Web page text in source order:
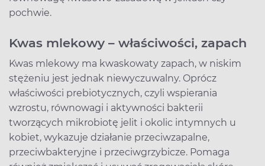
pochwie.
Kwas mlekowy – właściwości, zapach
Kwas mlekowy ma kwaskowaty zapach, w niskim
stężeniu jest jednak niewyczuwalny. Oprócz
właściwości prebiotycznych, czyli wspierania
wzrostu, równowagi i aktywności bakterii
tworzących mikrobiotę jelit i okolic intymnych u
kobiet, wykazuje działanie przeciwzapalne,
przeciwbakteryjne i przeciwgrzybicze. Pomaga